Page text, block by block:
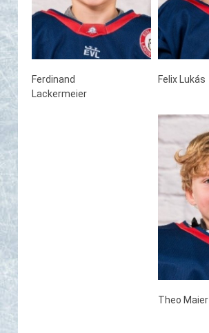
Ferdinand
Lackermeier
Felix Lukás
Theo Maier